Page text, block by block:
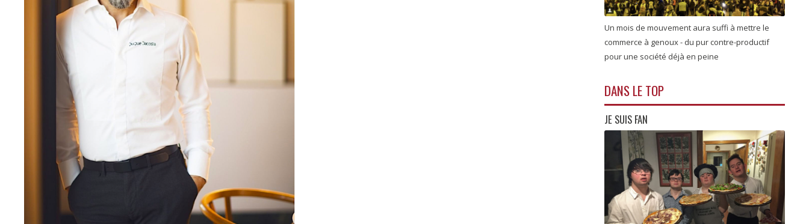
Un mois de mouvement aura suffi à mettre le
commerce à genoux - du pur contre-productif
pour une société déjà en peine
DANS LE TOP
JE SUIS FAN